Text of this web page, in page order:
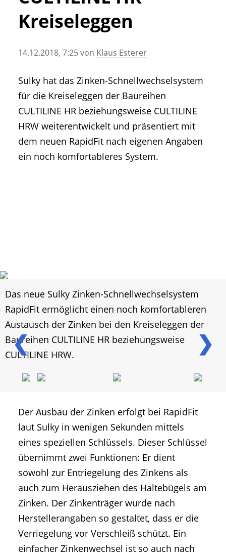
• Messen und Veranstaltungen
• Agritechnica Neuheiten Archiv
Kreiseleggen
14.12.2018, 7:25von Klaus Esterer
Sulky hat das Zinken-Schnellwechselsystem
für die Kreiseleggen der Baureihen
CULTILINE HR beziehungsweise CULTILINE
HRW weiterentwickelt und präsentiert mit
dem neuen RapidFit nach eigenen Angaben
ein noch komfortableres System.
❮ ❯
Das neue Sulky Zinken-Schnellwechselsystem
RapidFit ermöglicht einen noch komfortableren
Austausch der Zinken bei den Kreiseleggen der
Baureihen CULTILINE HR beziehungsweise
CULTILINE HRW.
Der Ausbau der Zinken erfolgt bei RapidFit
laut Sulky in wenigen Sekunden mittels
eines speziellen Schlüssels. Dieser Schlüssel
übernimmt zwei Funktionen: Er dient
sowohl zur Entriegelung des Zinkens als
auch zum Herausziehen des Haltebügels am
Zinken. Der Zinkenträger wurde nach
Herstellerangaben so gestaltet, dass er die
Verriegelung vor Verschleiß schützt. Ein
einfacher Zinkenwechsel ist so auch nach